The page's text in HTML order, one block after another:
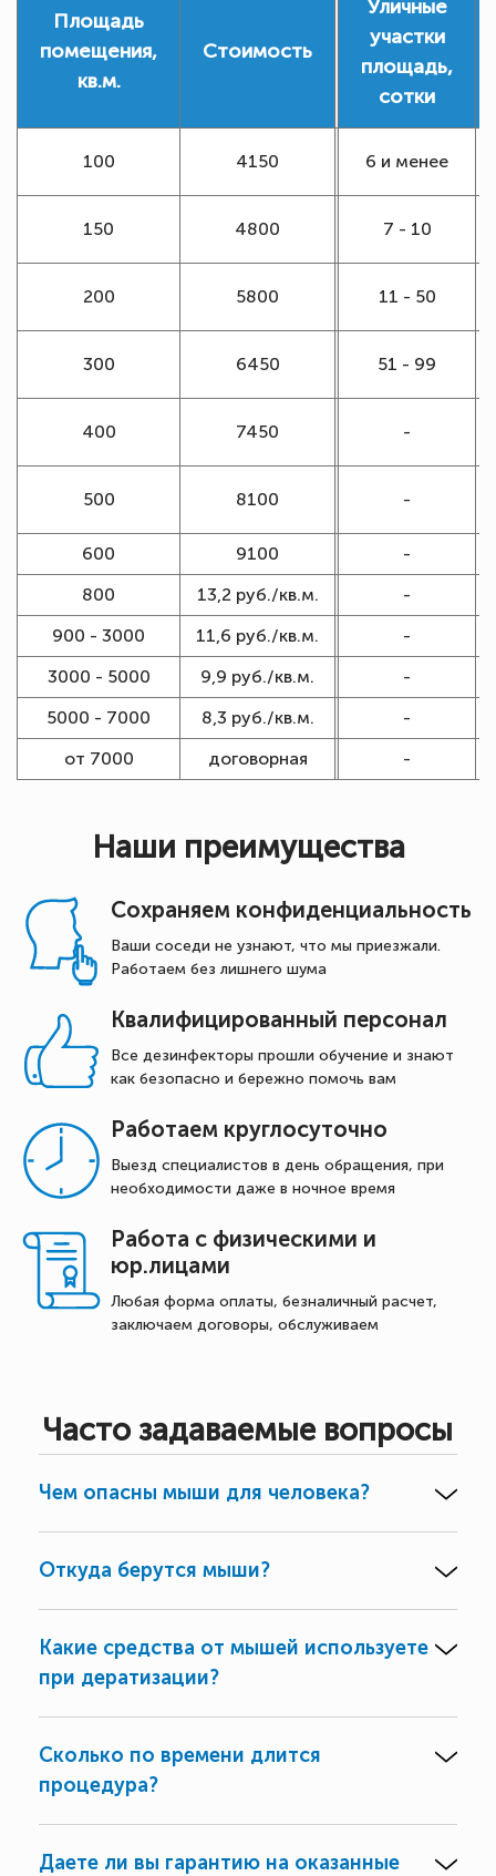
Площадь
помещения,
кв.м.
Стоимость
Уличные
участки
площадь,
сотки
100 4150 6 и менее
150 4800 7 - 10
200 5800 11 - 50
300 6450 51 - 99
400 7450 -
500 8100 -
600 9100
-
800
13,2 руб./кв.м.
-
900 - 3000
11,6 руб./кв.м.
-
3000 - 5000
9,9 руб./кв.м.
-
5000 - 7000
8,3 руб./кв.м.
-
от 7000
договорная -
Наши преимущества
Сохраняем конфиденциальность
Ваши соседи не узнают, что мы приезжали.
Работаем без лишнего шума
Квалифицированный персонал
Все дезинфекторы прошли обучение и знают
как безопасно и бережно помочь вам
Работаем круглосуточно
Выезд специалистов в день обращения, при
необходимости даже в ночное время
Работа с физическими и
юр.лицами
Любая форма оплаты, безналичный расчет,
заключаем договоры, обслуживаем
Часто задаваемые вопросы
Чем опасны мыши для человека?
Откуда берутся мыши?
Какие средства от мышей используете
при дератизации?
Сколько по времени длится
процедура?
Даете ли вы гарантию на оказанные